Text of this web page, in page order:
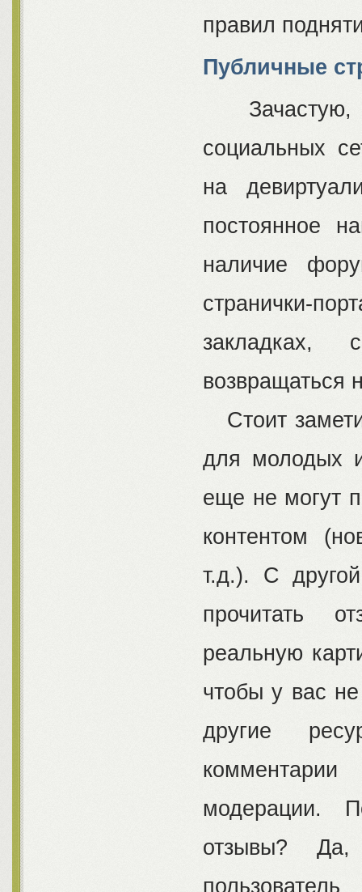
правил
Публичные
Зачастую,
социальных
на
постоянное
наличие
странички-
закладках,
возвращаться
Стоит
для молодых
еще не могут
контентом
т.д.). С
прочитать
реальную
чтобы у вас
другие
модерации.
отзывы? Да,